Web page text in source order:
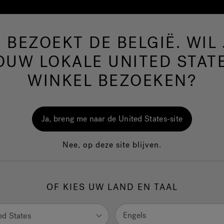
Hot Tubs Zwem-Spa’s Badkamer Wellness
spas
PowerPro™ Zwem-spas
kracht van Jacuzzi® PowerPro® Jets. Onze
zwemstroom jets worden standaard geleverd met een
die gemakkelijk voor iedereen aan te passen is, of u nu
BEZOEKT DE BELGIË. WIL
LOKALE UNITED
WINKEL BEZOEKEN?
Ja, breng me naar de United States-site
Nee, op deze site blijven.
OF KIES UW LAND EN TAAL
States Engels